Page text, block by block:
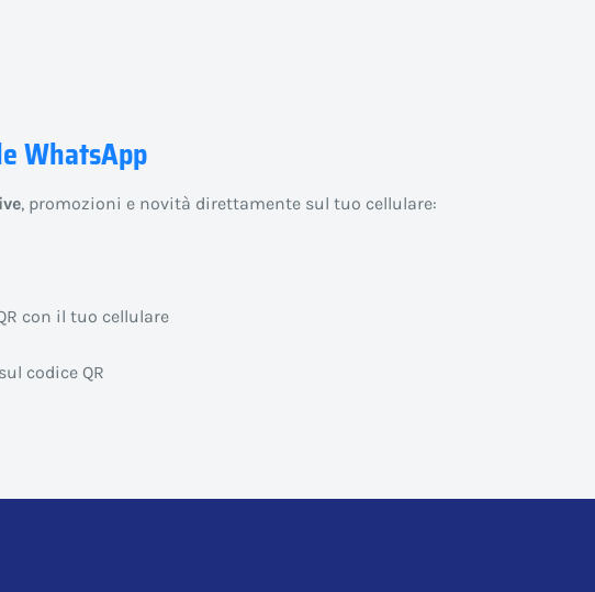
WhatsApp
, promozioni e novità direttamente sul tuo cellulare:
con il tuo cellulare
codice QR